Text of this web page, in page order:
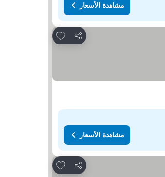
مشاهدة الأسعار
مشاركة
Add to favorites
مشاهدة الأسعار
مشاركة
Add to favorites